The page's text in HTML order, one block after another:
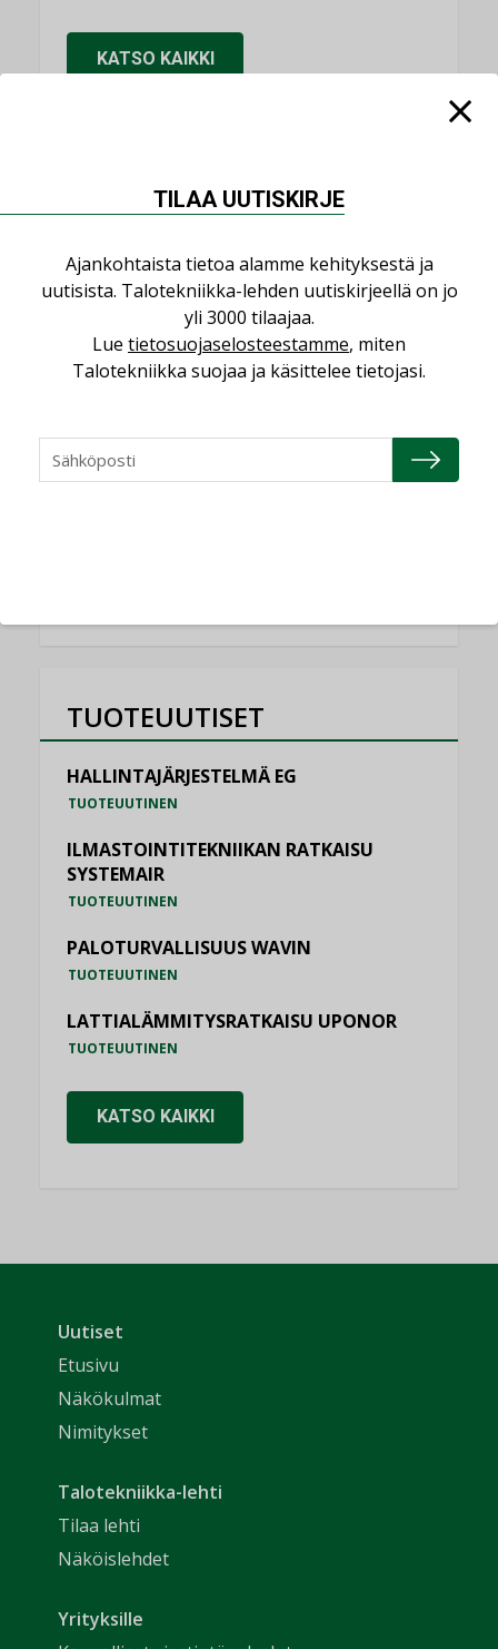
KATSO KAIKKI
NIMITYKSET
Consti
NIMITYKSET
Refair
NIMITYKSET
NIMITYKSET
Schneider Electric
TUOTEUUTISET
HALLINTAJÄRJESTELMÄ EG
TUOTEUUTINEN
ILMASTOINTITEKNIIKAN RATKAISU
SYSTEMAIR
TUOTEUUTINEN
PALOTURVALLISUUS WAVIN
TUOTEUUTINEN
LATTIALÄMMITYSRATKAISU UPONOR
TUOTEUUTINEN
KATSO KAIKKI
Uutiset
Etusivu
Näkökulmat
Nimitykset
Talotekniikka-lehti
Tilaa lehti
Näköislehdet
Yrityksille
TILAA UUTISKIRJE
Ajankohtaista tietoa alamme kehityksestä ja
uutisista. Talotekniikka-lehden uutiskirjeellä on jo
yli 3000 tilaajaa.
Lue tietosuojaselosteestamme, miten
Talotekniikka suojaa ja käsittelee tietojasi.